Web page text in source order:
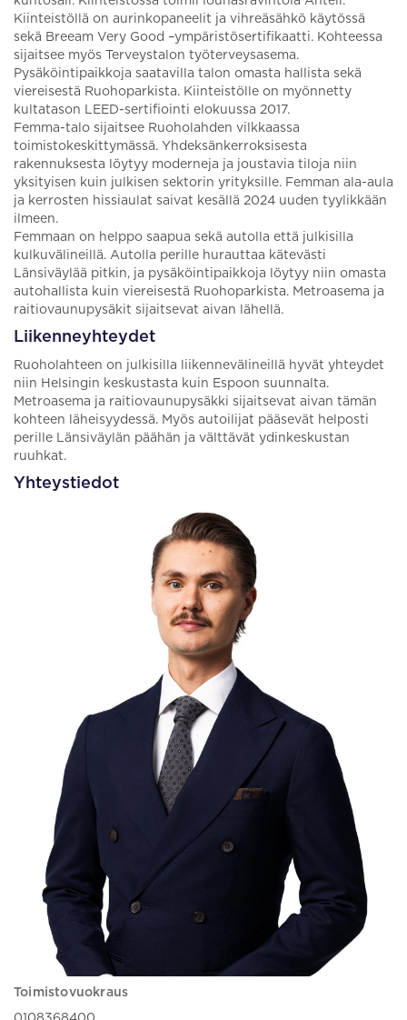
Kiinteistöllä on aurinkopaneelit ja vihreäsähkö käytössä
sekä Breeam Very Good –ympäristösertifikaatti. Kohteessa
sijaitsee myös Terveystalon työterveysasema.
Pysäköintipaikkoja saatavilla talon omasta hallista sekä
viereisestä Ruohoparkista. Kiinteistölle on myönnetty
kultatason LEED-sertifiointi elokuussa 2017.
Femma-talo sijaitsee Ruoholahden vilkkaassa
toimistokeskittymässä. Yhdeksänkerroksisesta
rakennuksesta löytyy moderneja ja joustavia tiloja niin
yksityisen kuin julkisen sektorin yrityksille. Femman ala-aula
ja kerrosten hissiaulat saivat kesällä 2024 uuden tyylikkään
ilmeen.
Femmaan on helppo saapua sekä autolla että julkisilla
kulkuvälineillä. Autolla perille hurauttaa kätevästi
Länsiväylää pitkin, ja pysäköintipaikkoja löytyy niin omasta
autohallista kuin viereisestä Ruohoparkista. Metroasema ja
raitiovaunupysäkit sijaitsevat aivan lähellä.
Liikenneyhteydet
Ruoholahteen on julkisilla liikennevälineillä hyvät yhteydet
niin Helsingin keskustasta kuin Espoon suunnalta.
Metroasema ja raitiovaunupysäkki sijaitsevat aivan tämän
kohteen läheisyydessä. Myös autoilijat pääsevät helposti
perille Länsiväylän päähän ja välttävät ydinkeskustan
ruuhkat.
Yhteystiedot
Toimistovuokraus